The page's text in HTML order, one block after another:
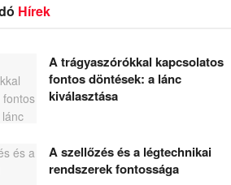
Hírek
A trágyaszórókkal kapcsolatos
fontos döntések: a lánc
kiválasztása
A szellőzés és a légtechnikai
rendszerek fontossága